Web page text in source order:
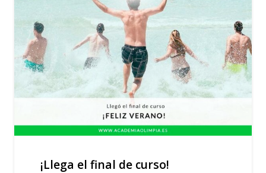
¡Llega el final de curso!